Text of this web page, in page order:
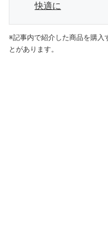
快適に
※記事内で紹介した商品を購入
とがあります。